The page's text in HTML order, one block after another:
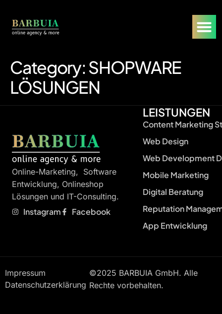
Category:SHOPWARE
LÖSUNGEN
Online-Marketing, Software
Entwicklung, Onlineshop
Lösungen und IT-Consulting.
Instagram Facebook
LEISTUNGEN
Content Marketing
Web Design
Web Development
Mobile Marketing
Digital Beratung
Reputation
App Entwicklung
Impressum
Datenschutzerklärung
©2025 BARBUIA GmbH. Alle
Rechte vorbehalten.